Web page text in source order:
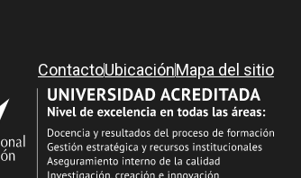
ContactoUbicaciónMapa del sitio